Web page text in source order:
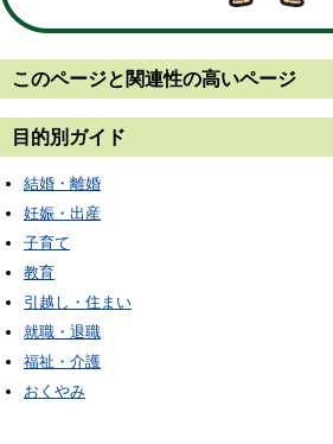
このページと 関連性の高いページ
目的別ガイド
結婚・離婚
妊娠・出産
子育て
教育
引越し・住まい
就職・退職
福祉・介護
おくやみ